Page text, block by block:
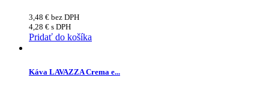
3,48 € bez DPH
4,28 € s DPH
Pridať do košíka
Káva LAVAZZA Crema e...